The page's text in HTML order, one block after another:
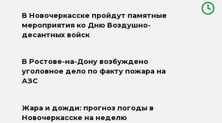
В Новочеркасске пройдут памятные
мероприятия ко Дню Воздушно-
десантных войск
В Ростове-на-Дону возбуждено
уголовное дело по факту пожара на
АЗС
Жара и дожди: прогноз погоды в
Новочеркасске на неделю